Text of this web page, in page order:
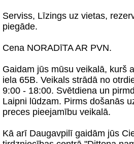
Serviss, Līzings uz vietas,
piegāde.
Cena NORADīTA AR PVN.
Gaidam jūs mūsu veikalā, kurš
iela 65B. Veikals strādā no
9:00 - 18:00. Svētdiena un
Laipni lūdzam. Pirms došanās
preces pieejamību veikalā.
Kā arī Daugavpilī gaidām jūs